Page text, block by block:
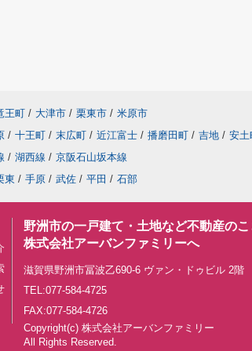
王町 / 大津市 / 栗東市 / 米原市
/ 十王町 / 末広町 / 近江富士 / 播磨田町 / 吉地 / 安土
/ 湖西線 / 京阪石山坂本線
東 / 手原 / 武佐 / 平田 / 石部
野洲市の一戸建て・土地など不動産のこ
株式会社アーバンファミリーへ
滋賀県野洲市冨波乙690-6 ヴァン・ドゥビル 2階
TEL:077-584-4725
FAX:077-584-4726
Copyright(c) 株式会社アーバンファミリー
All Rights Reserved.